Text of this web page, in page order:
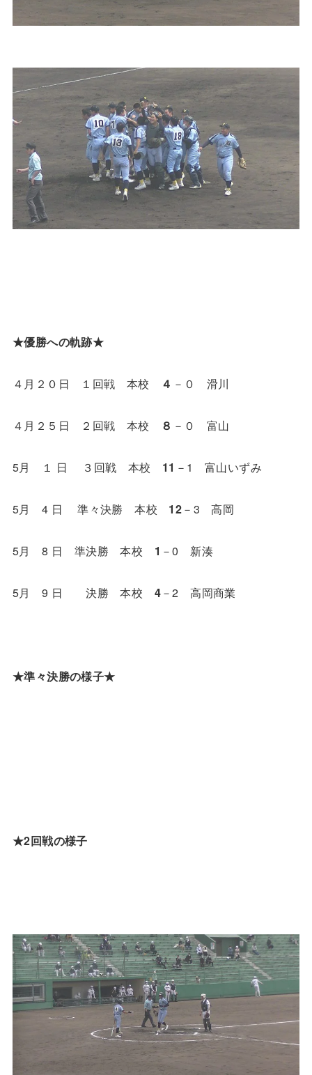
★優勝への軌跡★
４月２０日 １回戦 本校 ４ －０ 滑川
４月２５日 ２回戦 本校 ８ －０ 富山
5月 １ 日 ３回戦 本校 11 －1 富山いずみ
5月 4 日 準々決勝 本校 12－3 高岡
5月 8 日 準決勝 本校 1 －0 新湊
5月 9 日 決勝 本校 4－2 高岡商業
★準々決勝の様子★
★2回戦の様子